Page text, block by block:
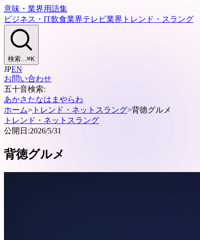
意味・業界用語集
ビジネス・IT飲食業界テレビ業界 トレンド・スラング
検索...⌘K
JPEN
お問い合わせ
五十音検索:
あかさ たなは ま やらわ
ホーム> トレンド・ネットスラング>背徳グルメ
トレンド・ネットスラング
公開日:2026/5/31
背徳グルメ